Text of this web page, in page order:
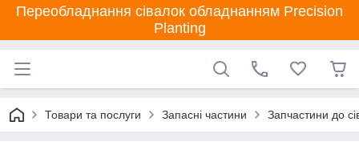
Переобладнання сівалок обладнанням Precision
Planting
Товари та послуги Запасні частини Запчастини до